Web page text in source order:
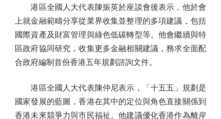
港區全國人大代表陳振英於座談會後表示，他於會
上就金融範疇分享從業界收集並整理的多項建議，包括
國際資產及財富管理與綠色低碳轉型等。他會繼續與特
區政府協同研究，收集更多金融相關建議，務求全面配
合政府編制首份香港五年規劃諮詢文件。
港區全國人大代表陳仲尼表示，「十五五」規劃是
國家發展的藍圖，香港在其中的定位與角色直接關係到
香港未來競爭力與市民福祉。他建議優化香港作為離岸